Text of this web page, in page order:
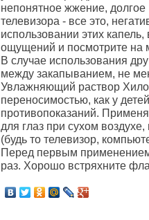
непонятное жжение,
телевизора - все это,
использовании этих
ощущений и посмотрите на
В случае использования
между закапыванием, не
Увлажняющий раствор
переносимостью, как у
противопоказаний.
для глаз при сухом
(будь то телевизор,
Перед первым
раз. Хорошо встряхните